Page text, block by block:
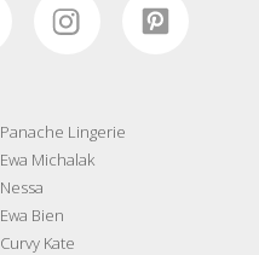
Panache Lingerie
Ewa Michalak
Nessa
Ewa Bien
Curvy Kate